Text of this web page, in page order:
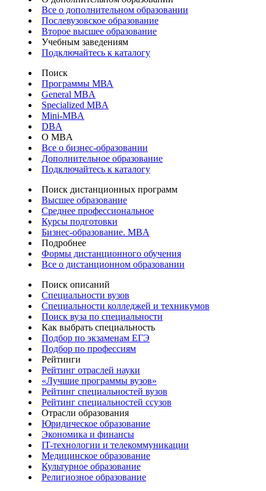
Все о дополнительном образовании
Послевузовское образование
Второе высшее образование
Учебным заведениям
Подключайтесь к каталогу
Поиск
Программы МВА
General MBA
Specialized MBA
Mini-MBA
DBA
О MBA
Все о бизнес-образовании
Дополнительное образование
Подключайтесь к каталогу
Поиск дистанционных программ
Высшее образование
Среднее профессиональное
Курсы подготовки
Бизнес-образование. MBA
Подробнее
Формы дистанционного обучения
Все о дистанционном образовании
Поиск описаний
Специальности вузов
Специальности колледжей и техникумов
Поиск вуза по специальности
Как выбрать специальность
Подбор по экзаменам ЕГЭ
Подбор по профессиям
Рейтинги
Рейтинг отраслей науки
«Лучшие программы вузов»
Рейтинг специальностей вузов
Рейтинг специальностей ссузов
Отрасли образования
Юридическое образование
Экономика и финансы
IT-технологии и телекоммуникации
Медицинское образование
Культурное образование
Религиозное образование